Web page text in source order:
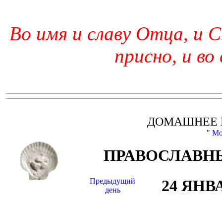
Во имя и славу Отца, и
присно, и во
ДОМАШНЕЕ
"
Предыдущий
день
24